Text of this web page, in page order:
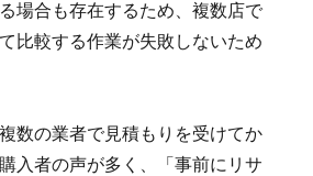
場合も存在するため、複数店で
比較する作業が失敗しないため
数の業者で見積もりを受けてか
入者の声が多く、「事前にリサ